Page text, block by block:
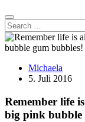
Michaela
5. Juli 2016
Remember life
big pink bubble